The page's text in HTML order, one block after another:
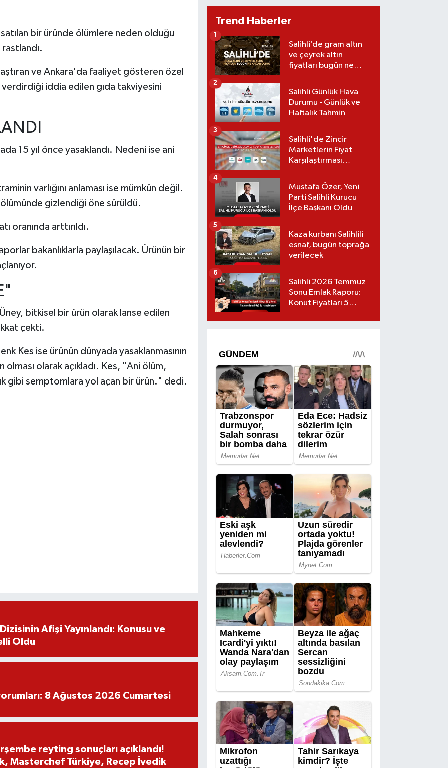
bir üründe ölümlere neden olduğu
ve Ankara'da faaliyet gösteren özel
iddia edilen gıda takviyesini
15 yıl önce yasaklandı. Nedeni ise ani
varlığını anlaması ise mümkün değil.
gizlendiği öne sürüldü.
oranında arttırıldı.
bakanlıklarla paylaşılacak. Ürünün bir
bitkisel bir ürün olarak lanse edilen
çekti.
Kes ise ürünün dünyada yasaklanmasının
olarak açıkladı. Kes, "Ani ölüm,
gibi semptomlara yol açan bir ürün." dedi.
Afişi Yayınlandı: Konusu ve
Oldu
8 Ağustos 2026 Cumartesi
reyting sonuçları açıklandı!
Masterchef Türkiye, Recep İvedik
yaralı
Trend Haberler
Salihli’de gram altın
ve çeyrek altın
fiyatları bugün ne
(08.08.2026)
1
Salihli Günlük Hava
Durumu - Günlük ve
Haftalık Tahmin
2
Salihli'de Zincir
Marketlerin Fiyat
Karşılaştırması
3
Mustafa Özer, Yeni
Parti Salihli Kurucu
İlçe Başkanı Oldu
4
Kaza kurbanı Salihlili
esnaf, bugün toprağa
verilecek
5
Salihli 2026 Temmuz
Sonu Emlak Raporu:
Konut Fiyatları 5
6